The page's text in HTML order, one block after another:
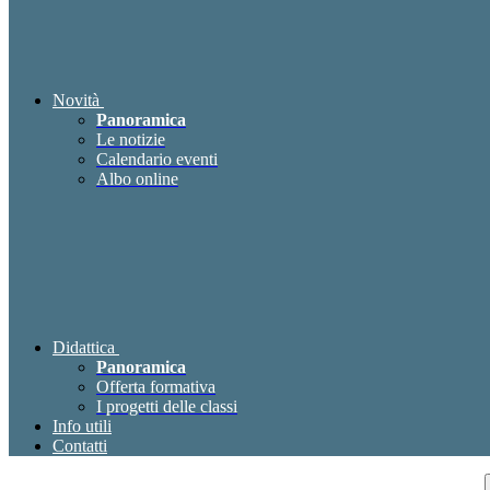
Novità
Panoramica
Le notizie
Calendario eventi
Albo online
Didattica
Panoramica
Offerta formativa
I progetti delle classi
Info utili
Contatti